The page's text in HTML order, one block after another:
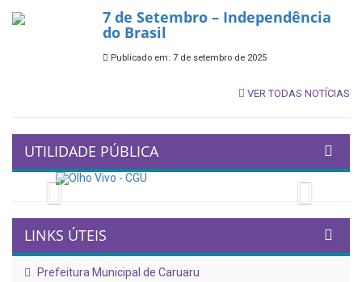
7 de Setembro – Independência
do Brasil
Publicado em: 7 de setembro de 2025
VER TODAS NOTÍCIAS
UTILIDADE PÚBLICA
Previous
LINKS ÚTEIS
Prefeitura Municipal de Caruaru